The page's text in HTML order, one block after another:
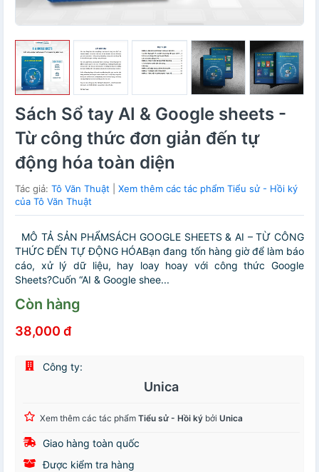
Sách Sổ tay AI & Google sheets -
Từ công thức đơn giản đến tự
động hóa toàn diện
Tác giả: Tô Văn Thuật
Xem thêm các tác phẩm Tiểu sử - Hồi ký
của Tô Văn Thuật
MÔ TẢ SẢN PHẨMSÁCH GOOGLE SHEETS & AI – TỪ CÔNG
THỨC ĐẾN TỰ ĐỘNG HÓABạn đang tốn hàng giờ để làm báo
cáo, xử lý dữ liệu, hay loay hoay với công thức Google
Sheets?Cuốn “AI & Google shee...
Còn hàng
38,000 đ
Công ty:
Unica
Xem thêm các tác phẩm Tiểu sử - Hồi ký bởi Unica
Giao hàng toàn quốc
Được kiểm tra hàng